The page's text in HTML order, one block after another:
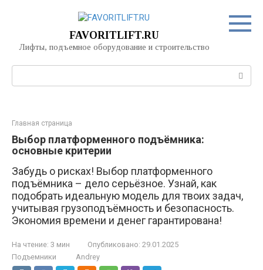
FAVORITLIFT.RU
Лифты, подъемное оборудование и строительство
Главная страница
Выбор платформенного подъёмника:
основные критерии
Забудь о рисках! Выбор платформенного
подъёмника – дело серьёзное. Узнай, как
подобрать идеальную модель для твоих задач,
учитывая грузоподъёмность и безопасность.
Экономия времени и денег гарантирована!
На чтение: 3 мин Опубликовано: 29.01.2025
Подъемники
Andrey